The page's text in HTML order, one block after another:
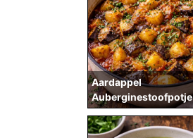
Aardappel
Auberginestoofpotje